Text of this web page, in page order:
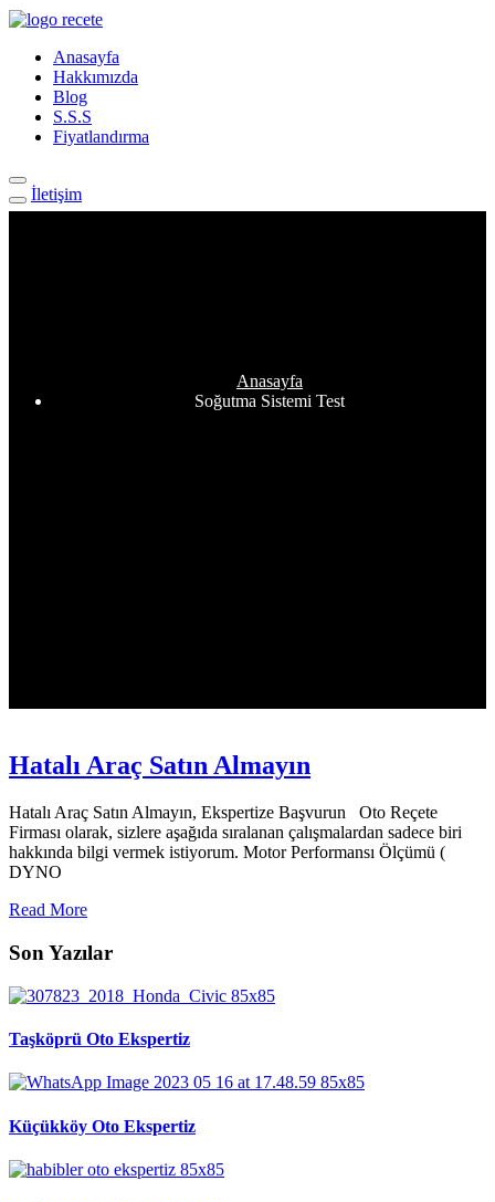
Anasayfa
Hakkımızda
Blog
S.S.S
Fiyatlandırma
İletişim
Anasayfa
Soğutma Sistemi Test
Hatalı Araç Satın Almayın
Hatalı Araç Satın Almayın, Ekspertize Başvurun Oto Reçete
Firması olarak, sizlere aşağıda sıralanan çalışmalardan sadece biri
hakkında bilgi vermek istiyorum. Motor Performansı Ölçümü (
DYNO
Read More
Son Yazılar
Taşköprü Oto Ekspertiz
Küçükköy Oto Ekspertiz